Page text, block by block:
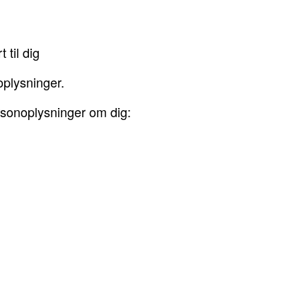
til dig
om dig: